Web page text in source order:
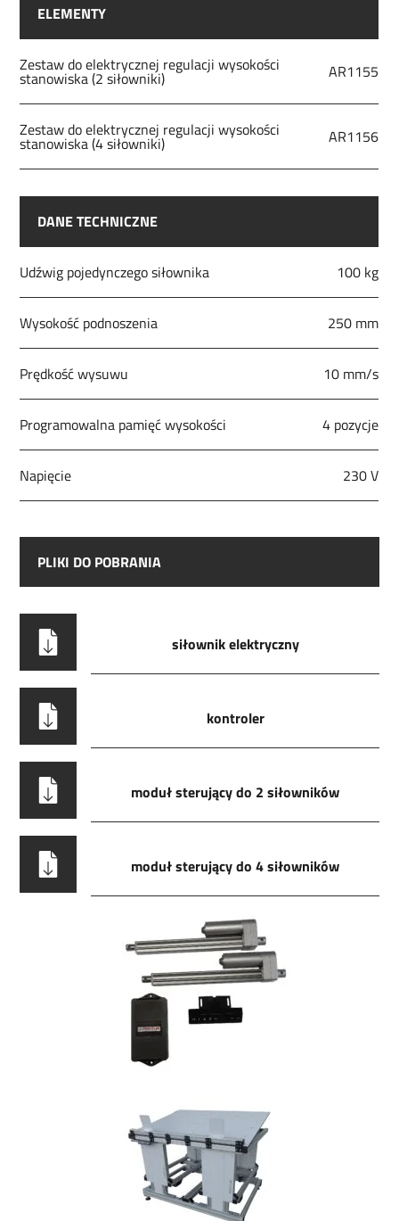
ELEMENTY
Zestaw do elektrycznej regulacji wysokości
stanowiska (2 siłowniki) AR1155
Zestaw do elektrycznej regulacji wysokości
stanowiska (4 siłowniki) AR1156
DANE TECHNICZNE
Udźwig pojedynczego siłownika 100 kg
Wysokość podnoszenia 250 mm
Prędkość wysuwu 10 mm/s
Programowalna pamięć wysokości 4 pozycje
Napięcie 230 V
PLIKI DO POBRANIA
siłownik elektryczny
kontroler
moduł sterujący do 2 siłowników
moduł sterujący do 4 siłowników